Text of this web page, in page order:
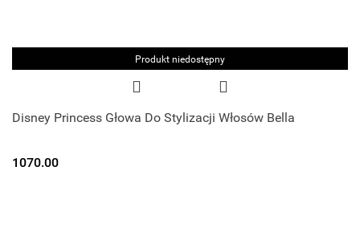
Produkt niedostępny
Disney Princess Głowa Do Stylizacji Włosów Bella
1070.00